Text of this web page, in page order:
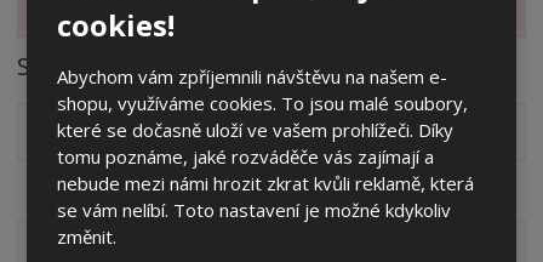
cookies!
Abychom vám zpříjemnili návštěvu na našem e-
shopu, využíváme cookies. To jsou malé soubory,
které se dočasně uloží ve vašem prohlížeči. Díky
tomu poznáme, jaké rozváděče vás zajímají a
nebude mezi námi hrozit zkrat kvůli reklamě, která
se vám nelíbí. Toto nastavení je možné kdykoliv
změnit.
Soubory ke stažení
Návod k montáži základů pdf (119.07 Kb)